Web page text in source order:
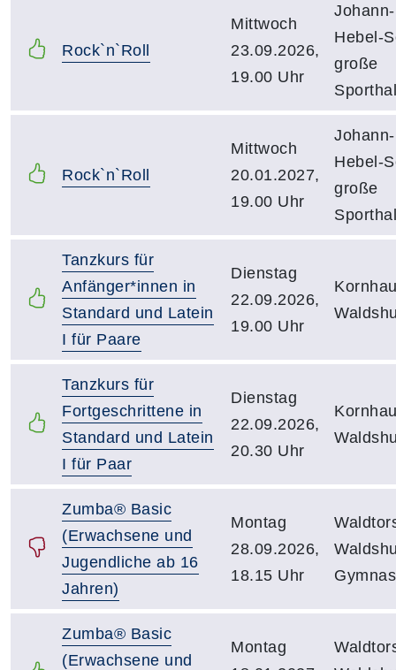
Rock`n`Roll
Mittwoch
23.09.2026,
19.00 Uhr
Hebel-
große
Rock`n`Roll
Mittwoch
20.01.2027,
19.00 Uhr
Hebel-
große
Tanzkurs für
Anfänger*innen in
Standard und Latein
I für Paare
Dienstag
22.09.2026,
19.00 Uhr
Tanzkurs für
Fortgeschrittene in
Standard und Latein
I für Paar
Dienstag
22.09.2026,
20.30 Uhr
Zumba® Basic
(Erwachsene und
Jugendliche ab 16
Jahren)
Montag
28.09.2026,
18.15 Uhr
Zumba® Basic
(Erwachsene und
Montag